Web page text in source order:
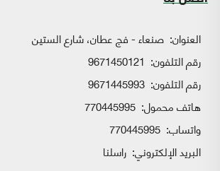
العنوان: صنعاء - فج عطان، شارع الستين
رقم التلفون: 9671450121
رقم التلفون: 9671445993
هاتف محمول: 770445995
واتساب:
البريد الإلكتروني: راسلنا